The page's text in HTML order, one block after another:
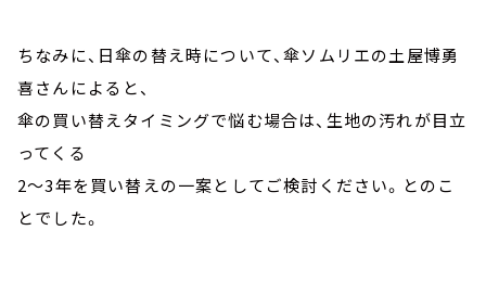
ちなみに、日傘の替え時について、傘ソムリエの土屋博勇
喜さんによると、
傘の買い替えタイミングで悩む場合は、生地の汚れが目立
ってくる
2～3年を買い替えの一案としてご検討ください。とのこ
とでした。